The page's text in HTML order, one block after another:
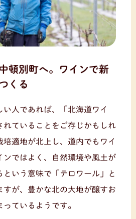
頓別町へ。ワインで新
くる
い人であれば、「北海道ワイ
れていることをご存じかもしれ
培適地が北上し、道内でもワイ
ンではよく、自然環境や風土が
という意味で「テロワール」と
すが、豊かな北の大地が醸すお
ているようです。